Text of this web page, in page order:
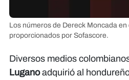
Los números de Dereck Moncada
proporcionados por Sofascore.
Diversos medios
Luganoadquirió al